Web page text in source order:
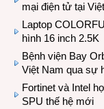
mại điện tử tại
Laptop
hình 16 inch 2.5K
Bệnh viện Bay
Việt Nam qua sự
Fortinet và Intel
SPU thế hệ mới